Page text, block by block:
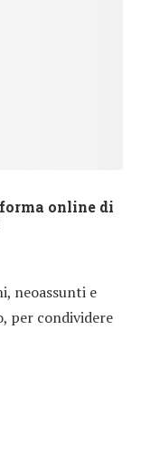
online di
neoassunti e
per condividere